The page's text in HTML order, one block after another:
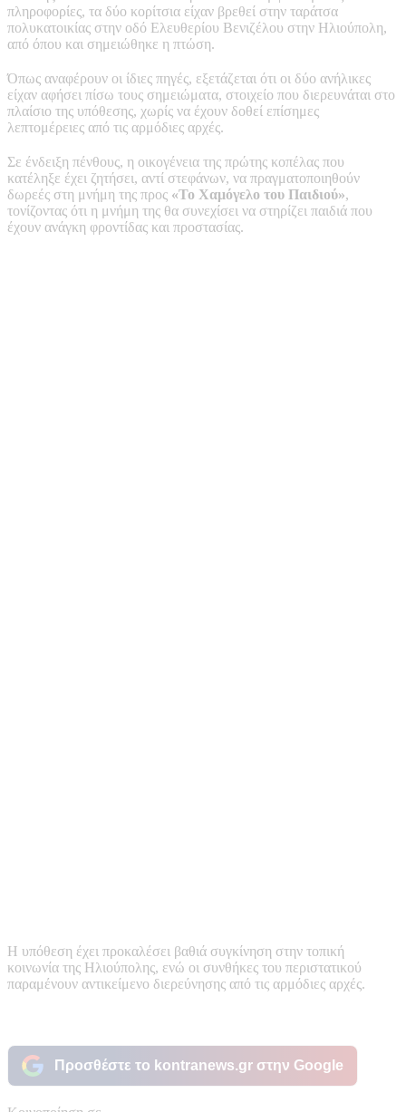
πληροφορίες, τα δύο κορίτσια είχαν βρεθεί στην ταράτσα
πολυκατοικίας στην οδό Ελευθερίου Βενιζέλου στην Ηλιούπολη,
από όπου και σημειώθηκε η πτώση.
Όπως αναφέρουν οι ίδιες πηγές, εξετάζεται ότι οι δύο ανήλικες
είχαν αφήσει πίσω τους σημειώματα, στοιχείο που διερευνάται στο
πλαίσιο της υπόθεσης, χωρίς να έχουν δοθεί επίσημες
λεπτομέρειες από τις αρμόδιες αρχές.
Σε ένδειξη πένθους, η οικογένεια της πρώτης κοπέλας που
κατέληξε έχει ζητήσει, αντί στεφάνων, να πραγματοποιηθούν
δωρεές στη μνήμη της προς «Το Χαμόγελο του Παιδιού»,
τονίζοντας ότι η μνήμη της θα συνεχίσει να στηρίζει παιδιά που
έχουν ανάγκη φροντίδας και προστασίας.
Η υπόθεση έχει προκαλέσει βαθιά συγκίνηση στην τοπική
κοινωνία της Ηλιούπολης, ενώ οι συνθήκες του περιστατικού
παραμένουν αντικείμενο διερεύνησης από τις αρμόδιες αρχές.
Προσθέστε το kontranews.gr στην Google